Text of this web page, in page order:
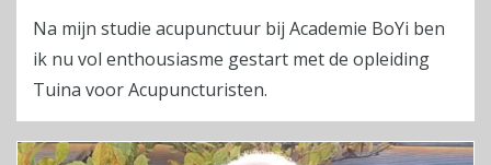
Na mijn studie acupunctuur bij Academie BoYi ben
ik nu vol enthousiasme gestart met de opleiding
Tuina voor Acupuncturisten.